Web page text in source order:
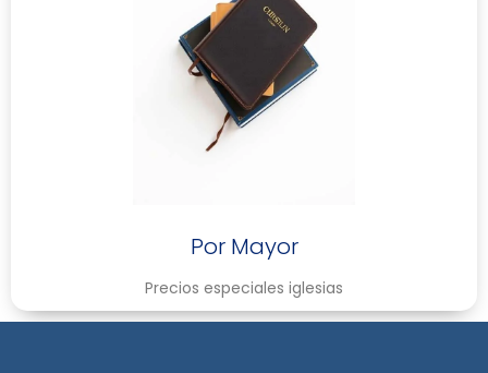
Por Mayor
Precios especiales iglesias